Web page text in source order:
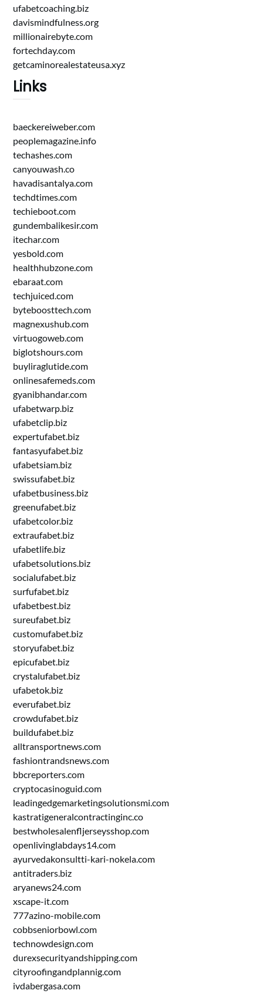
ufabetcoaching.biz
davismindfulness.org
millionairebyte.com
fortechday.com
getcaminorealestateusa.xyz
Links
baeckereiweber.com
peoplemagazine.info
techashes.com
canyouwash.co
havadisantalya.com
techdtimes.com
techieboot.com
gundembalikesir.com
itechar.com
yesbold.com
healthhubzone.com
ebaraat.com
techjuiced.com
byteboosttech.com
magnexushub.com
virtuogoweb.com
biglotshours.com
buyliraglutide.com
onlinesafemeds.com
gyanibhandar.com
ufabetwarp.biz
ufabetclip.biz
expertufabet.biz
fantasyufabet.biz
ufabetsiam.biz
swissufabet.biz
ufabetbusiness.biz
greenufabet.biz
ufabetcolor.biz
extraufabet.biz
ufabetlife.biz
ufabetsolutions.biz
socialufabet.biz
surfufabet.biz
ufabetbest.biz
sureufabet.biz
customufabet.biz
storyufabet.biz
epicufabet.biz
crystalufabet.biz
ufabetok.biz
everufabet.biz
crowdufabet.biz
buildufabet.biz
alltransportnews.com
fashiontrandsnews.com
bbcreporters.com
cryptocasinoguid.com
leadingedgemarketingsolutionsmi.com
kastratigeneralcontractinginc.co
bestwholesalenfljerseysshop.com
openlivinglabdays14.com
ayurvedakonsultti-kari-nokela.com
antitraders.biz
aryanews24.com
xscape-it.com
777azino-mobile.com
cobbseniorbowl.com
technowdesign.com
durexsecurityandshipping.com
cityroofingandplannig.com
ivdabergasa.com